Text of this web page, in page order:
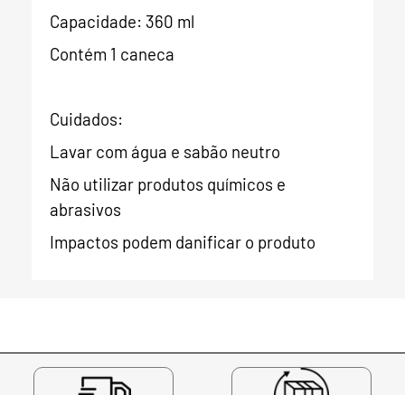
Capacidade: 360 ml
Contém 1 caneca
Cuidados:
Lavar com água e sabão neutro
Não utilizar produtos químicos e
abrasivos
Impactos podem danificar o produto